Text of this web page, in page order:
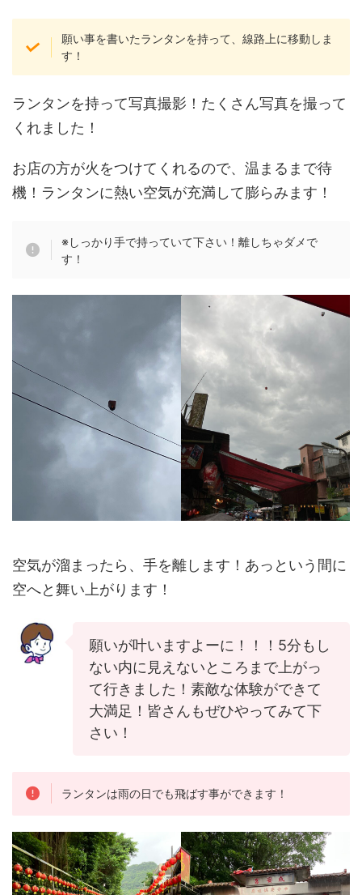
願い事を書いたランタンを持って、線路上に移動しま
す！
ランタンを持って写真撮影！たくさん写真を撮って
くれました！
お店の方が火をつけてくれるので、温まるまで待
機！ランタンに熱い空気が充満して膨らみます！
※しっかり手で持っていて下さい！離しちゃダメで
す！
空気が溜まったら、手を離します！あっという間に
空へと舞い上がります！
願いが叶いますよーに！！！5分もし
ない内に見えないところまで上がっ
て行きました！素敵な体験ができて
大満足！皆さんもぜひやってみて下
さい！
ランタンは雨の日でも飛ばす事ができます！